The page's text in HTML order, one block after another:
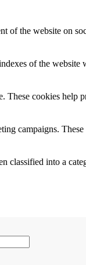
the website on
of the
cookies
campaigns.
classified into a